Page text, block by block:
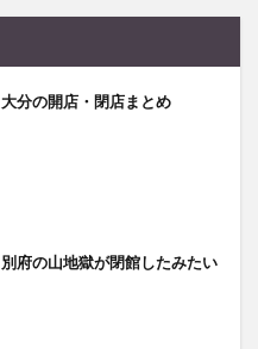
大分の開店・閉店まとめ
別府の山地獄が閉館したみたい